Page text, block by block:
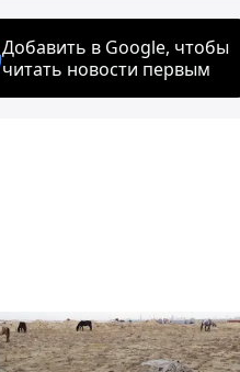
Добавить в Google, чтобы
читать новости первым